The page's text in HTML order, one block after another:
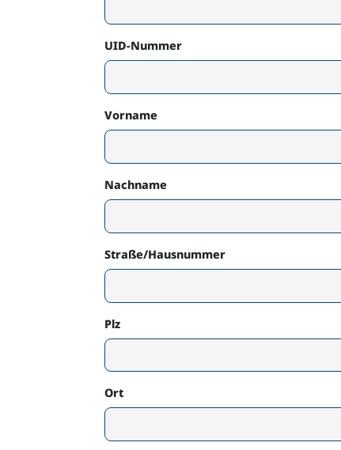
UID-Nummer
Vorname
Nachname
Straße/Hausnummer
Plz
Ort